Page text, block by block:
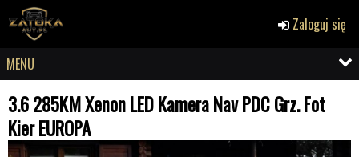
Zaloguj się
MENU
3.6 285KM Xenon LED Kamera Nav PDC Grz. Fot
Kier EUROPA